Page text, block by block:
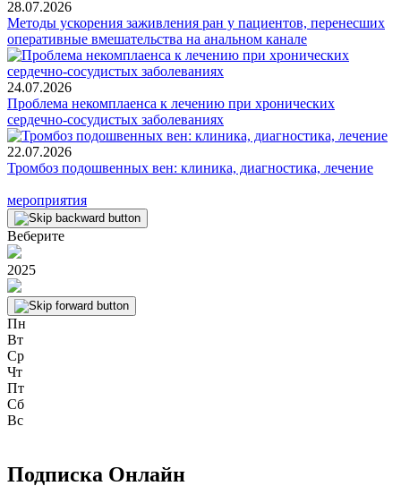
28.07.2026
Методы ускорения заживления ран у пациентов, перенесших
оперативные вмешательства на анальном канале
24.07.2026
Проблема некомплаенса к лечению при хронических
сердечно-сосудистых заболеваниях
22.07.2026
Тромбоз подошвенных вен: клиника, диагностика, лечение
мероприятия
Веберите
2025
Пн
Вт
Ср
Чт
Пт
Сб
Вс
Подписка Онлайн